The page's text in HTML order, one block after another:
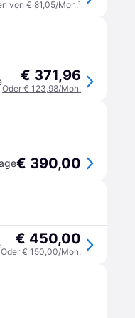
von € 81,05/Mon.¹
€ 371,96
Oder € 123,98/Mon.
€ 390,00
€ 450,00
Oder € 150,00/Mon.